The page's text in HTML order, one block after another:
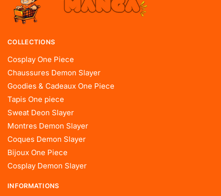
COLLECTIONS
Cosplay One Piece
Chaussures Demon Slayer
Goodies & Cadeaux One Piece
Tapis One piece
Sweat Deon Slayer
Montres Demon Slayer
Coques Demon Slayer
Bijoux One Piece
Cosplay Demon Slayer
INFORMATIONS